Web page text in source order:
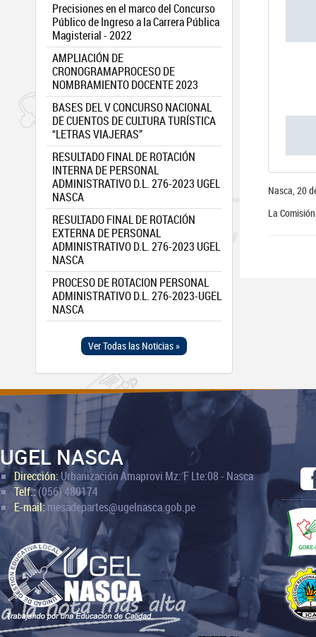
Precisiones en el marco del Concurso
Público de Ingreso a la Carrera Pública
Magisterial - 2022
AMPLIACIÓN DE
CRONOGRAMAPROCESO DE
NOMBRAMIENTO DOCENTE 2023
BASES DEL V CONCURSO NACIONAL
DE CUENTOS DE CULTURA TURÍSTICA
“LETRAS VIAJERAS”
RESULTADO FINAL DE ROTACIÓN
INTERNA DE PERSONAL
ADMINISTRATIVO D.L. 276-2023 UGEL
NASCA
RESULTADO FINAL DE ROTACIÓN
EXTERNA DE PERSONAL
ADMINISTRATIVO D.L. 276-2023 UGEL
NASCA
PROCESO DE ROTACION PERSONAL
ADMINISTRATIVO D.L. 276-2023-UGEL
NASCA
Ver Todas las Noticias »
Nasca, 20
La
UGEL NASCA
Dirección:Urbanización Amaprovi Mz: F Lte:08 - Nasca
Telf.:(056) 480174
E-mail:mesadepartes@ugelnasca.gob.pe